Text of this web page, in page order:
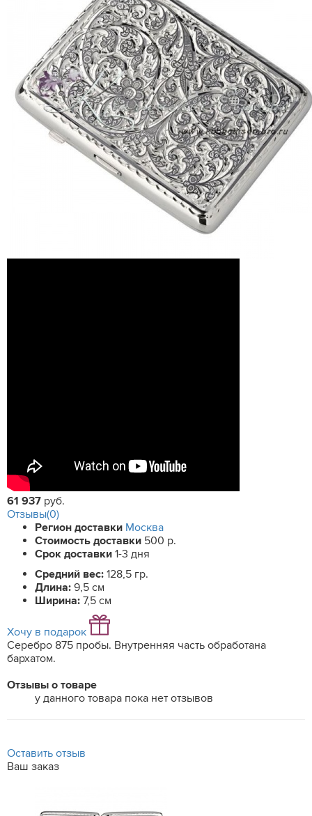
61 937 руб.
Отзывы(0)
Регион доставки Москва
Стоимость доставки 500 р.
Срок доставки 1-3 дня
Средний вес: 128,5 гр.
Длина: 9,5 см
Ширина: 7,5 см
Хочу в подарок
Серебро 875 пробы. Внутренняя часть обработана
бархатом.
Отзывы о товаре
у данного товара пока нет отзывов
Оставить отзыв
Ваш заказ